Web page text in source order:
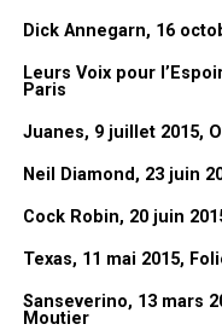
remplace à TF1.
Et après il y a eu les
lesDorothée Magazines,
. Justement, je
rappelais pas. Je l’ai vu il
Dick Annegarn, 16
Leurs Voix pour
Paris
Juanes, 9 juillet 2015,
Neil Diamond, 23 juin
Cock Robin, 20 juin
Texas, 11 mai 2015,
Sanseverino, 13 mars
Moutier